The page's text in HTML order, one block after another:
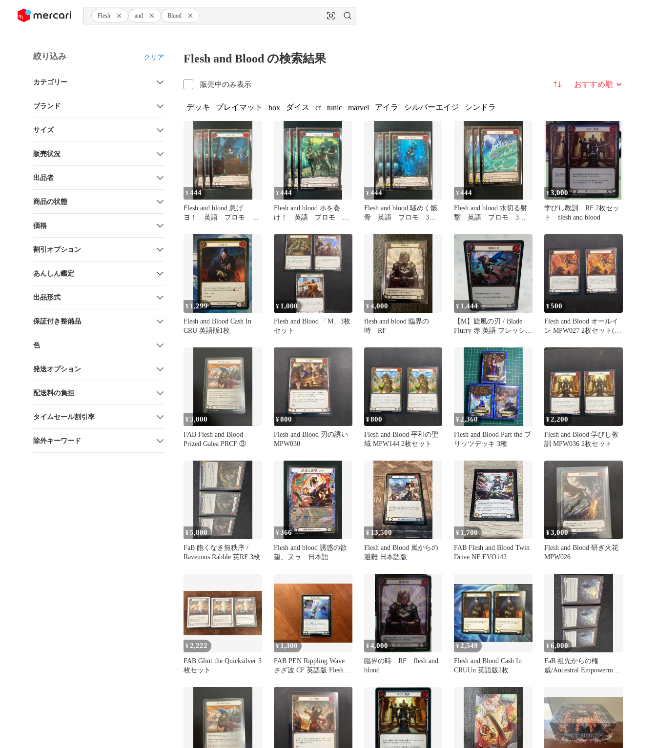
ツにスキップ Flesh and Blood
絞り込み クリア
カテゴリー
ブランド
サイズ
販売状況
出品者
商品の状態
価格
割引オプション
あんしん鑑定
出品形式
保証付き整備品
色
発送オプション
配送料の負担
タイムセール割引率
除外キーワード
Flesh and Blood の検索結果
販売中のみ表示 並び替え
デッキ プレイマット box ダイス cf tunic marvel アイラ シルバーエイジ シンドラ
¥444
Flesh and blood 急げ
ヨ！ 英語 プロモ 3
¥444
Flesh and blood ホを巻
け！ 英語 プロモ 3
¥444
Flesh and blood 騒めく骸
骨 英語 プロモ 3枚
¥444
Flesh and blood 水切る射
撃 英語 プロモ 3枚
¥3,000
学びし教訓 RF 2枚セッ
ト flesh and blood
¥ 1,299
Flesh and Blood Cash In
CRU 英語版1枚
¥ 1,000
Flesh and Blood 「M」3枚
セット
¥4,000
flesh and blood 臨界の
時 RF
¥ 1,444
【M】旋風の刃 / Blade
Flurry 赤 英語 フレッシュ
ーパック 戦士 / Flesh and
Blood Warrior MPW FAB
¥500
Flesh and Blood オールイ
ン MPW027 2枚セット(1
¥3,000
FAB Flesh and Blood
Prized Galea PRCF ③
¥800
Flesh and Blood 刃の誘い
MPW030
¥800
Flesh and Blood 平和の聖
域 MPW144 2枚セット
¥ 2,360
Flesh and Blood Part the ブ
リッツデッキ 3種
¥2,200
Flesh and Blood 学びし教
訓 MPW036 2枚セット
¥5,800
FaB 飽くなき無秩序 /
Ravenous Rabble 英RF 3枚
¥366
Flesh and blood 誘惑の欲
望、ヌゥ 日本語
¥ 13,500
Flesh and Blood 嵐からの
避難 日本語版
¥ 1,700
FAB Flesh and Blood Twin
Drive NF EVO142
¥3,000
Flesh and Blood 研ぎ火花
MPW026
¥ 2,222
FAB Glint the Quicksilver 3
枚セット
¥ 1,300
FAB PEN Rippling Wave
さざ波 CF 英語版 Flesh
¥4,000
臨界の時 RF flesh and
blood
¥ 2,549
Flesh and Blood Cash In
CRUUn 英語版2枚
¥6,000
FaB 祖先からの権
威/Ancestral Empowerment